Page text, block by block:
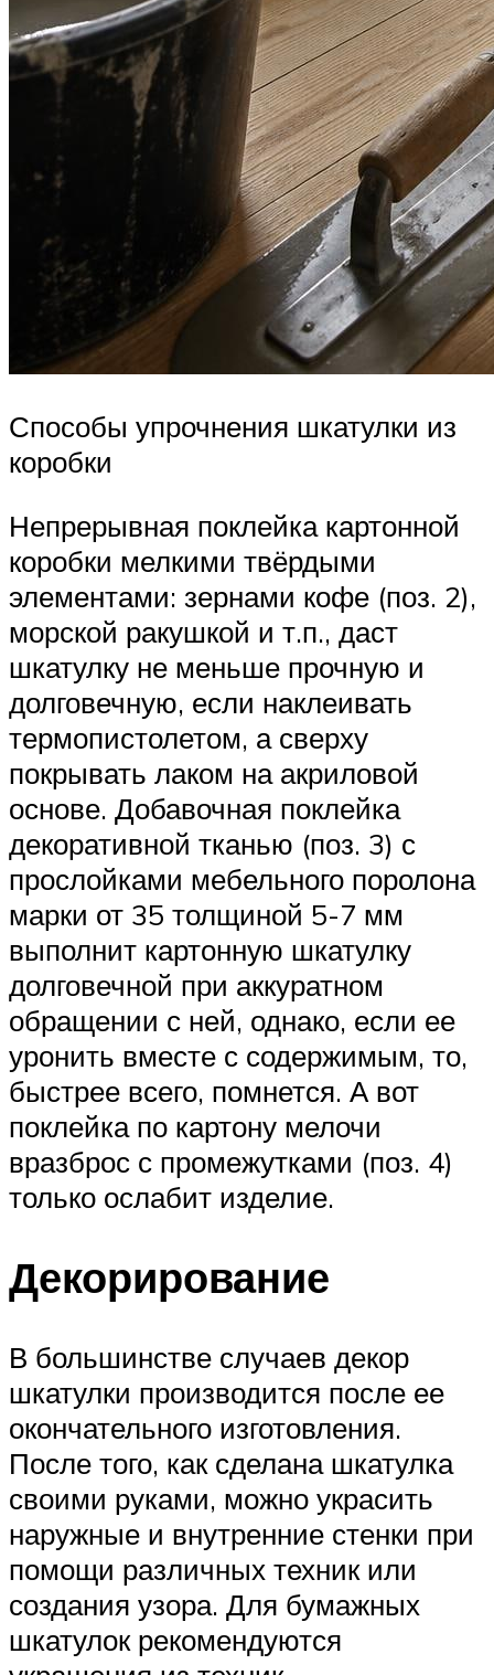
Способы упрочнения шкатулки из
коробки
Непрерывная поклейка картонной
коробки мелкими твёрдыми
элементами: зернами кофе (поз. 2),
морской ракушкой и т.п., даст
шкатулку не меньше прочную и
долговечную, если наклеивать
термопистолетом, а сверху
покрывать лаком на акриловой
основе. Добавочная поклейка
декоративной тканью (поз. 3) с
прослойками мебельного поролона
марки от 35 толщиной 5-7 мм
выполнит картонную шкатулку
долговечной при аккуратном
обращении с ней, однако, если ее
уронить вместе с содержимым, то,
быстрее всего, помнется. А вот
поклейка по картону мелочи
вразброс с промежутками (поз. 4)
только ослабит изделие.
Декорирование
В большинстве случаев декор
шкатулки производится после ее
окончательного изготовления.
После того, как сделана шкатулка
своими руками, можно украсить
наружные и внутренние стенки при
помощи различных техник или
создания узора. Для бумажных
шкатулок рекомендуются